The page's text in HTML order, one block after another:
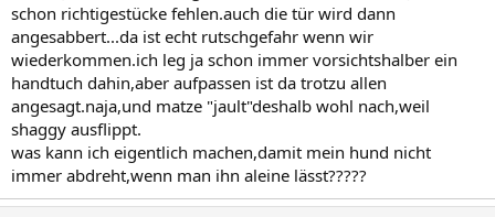
schon richtigestücke fehlen.auch die tür wird dann
angesabbert...da ist echt rutschgefahr wenn wir
wiederkommen.ich leg ja schon immer vorsichtshalber ein
handtuch dahin,aber aufpassen ist da trotzu allen
angesagt.naja,und matze "jault"deshalb wohl nach,weil
shaggy ausflippt.
was kann ich eigentlich machen,damit mein hund nicht
immer abdreht,wenn man ihn aleine lässt?????